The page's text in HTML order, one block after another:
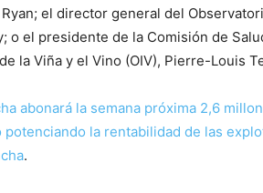
el director general del
o el presidente de la Comisión de
la Viña y el Vino (OIV), Pierre-Louis
abonará la semana próxima 2,6
la rentabilidad de las
.